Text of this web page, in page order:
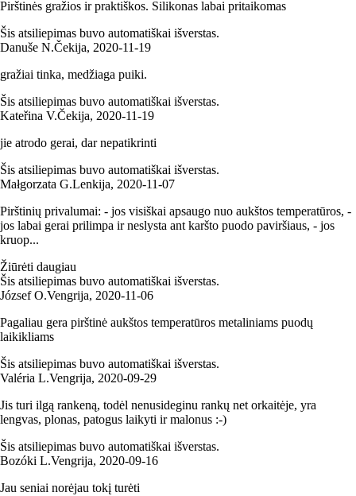
Pirštinės gražios ir praktiškos. Silikonas labai pritaikomas
Šis atsiliepimas buvo automatiškai išverstas.
Danuše N.Čekija, 2020‑11‑19
gražiai tinka, medžiaga puiki.
Šis atsiliepimas buvo automatiškai išverstas.
Kateřina V.Čekija, 2020‑11‑19
jie atrodo gerai, dar nepatikrinti
Šis atsiliepimas buvo automatiškai išverstas.
Małgorzata G.Lenkija, 2020‑11‑07
Pirštinių privalumai: - jos visiškai apsaugo nuo aukštos temperatūros, -
jos labai gerai prilimpa ir neslysta ant karšto puodo paviršiaus, - jos
kruop...
Žiūrėti daugiau
Šis atsiliepimas buvo automatiškai išverstas.
József O.Vengrija, 2020‑11‑06
Pagaliau gera pirštinė aukštos temperatūros metaliniams puodų
laikikliams
Šis atsiliepimas buvo automatiškai išverstas.
Valéria L.Vengrija, 2020‑09‑29
Jis turi ilgą rankeną, todėl nenusideginu rankų net orkaitėje, yra
lengvas, plonas, patogus laikyti ir malonus :-)
Šis atsiliepimas buvo automatiškai išverstas.
Bozóki L.Vengrija, 2020‑09‑16
Jau seniai norėjau tokį turėti